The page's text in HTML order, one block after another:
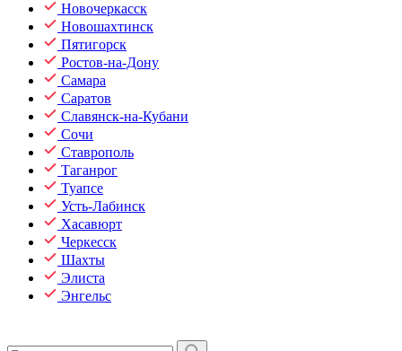
Новочеркасск
Новошахтинск
Пятигорск
Ростов-на-Дону
Самара
Саратов
Славянск-на-Кубани
Сочи
Ставрополь
Таганрог
Туапсе
Усть-Лабинск
Хасавюрт
Черкесск
Шахты
Элиста
Энгельс